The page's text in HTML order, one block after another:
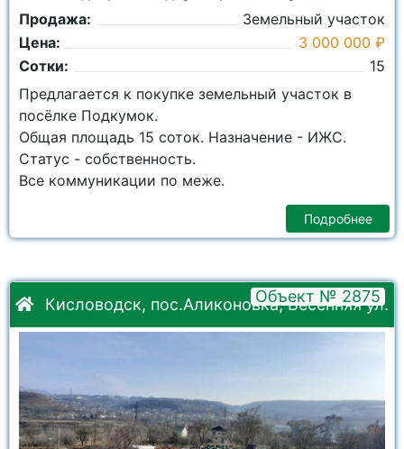
Продажа:
Земельный участок
Цена:
3 000 000 ₽
Сотки:
15
Предлагается к покупке земельный участок в
посёлке Подкумок.
Общая площадь 15 соток. Назначение - ИЖС.
Статус - собственность.
Все коммуникации по меже.
Подробнее
Кисловодск, пос.Аликоновка, Весенняя ул.
Объект № 2875